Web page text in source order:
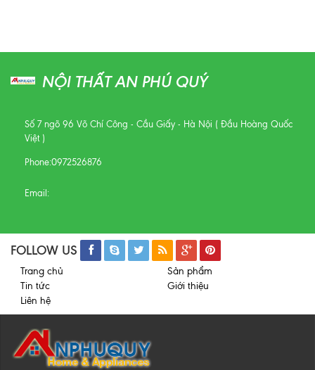
NỘI THẤT AN PHÚ QUÝ
Số 7 ngõ 96 Võ Chí Công - Cầu Giấy - Hà Nội ( Đầu Hoàng Quốc
Việt )
Phone:0972526876
Email:
FOLLOW US
Trang chủ
Sản phẩm
Tin tức
Giới thiệu
Liên hệ